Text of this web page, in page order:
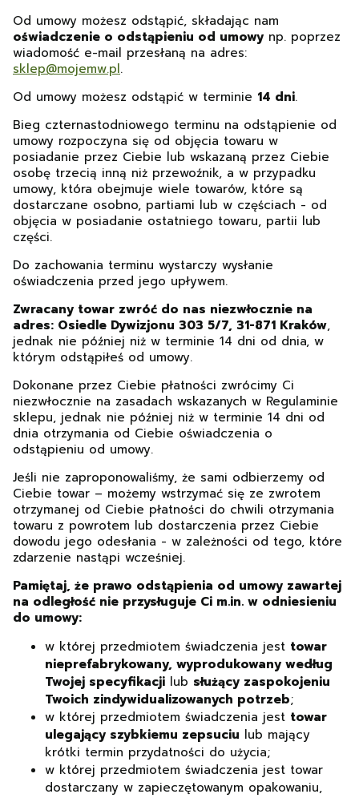
Od umowy możesz odstąpić, składając nam
oświadczenie o odstąpieniu od umowy np. poprzez
wiadomość e-mail przesłaną na adres:
sklep@mojemw.pl.
Od umowy możesz odstąpić w terminie 14 dni.
Bieg czternastodniowego terminu na odstąpienie od
umowy rozpoczyna się od objęcia towaru w
posiadanie przez Ciebie lub wskazaną przez Ciebie
osobę trzecią inną niż przewoźnik, a w przypadku
umowy, która obejmuje wiele towarów, które są
dostarczane osobno, partiami lub w częściach - od
objęcia w posiadanie ostatniego towaru, partii lub
części.
Do zachowania terminu wystarczy wysłanie
oświadczenia przed jego upływem.
Zwracany towar zwróć do nas niezwłocznie na
adres: Osiedle Dywizjonu 303 5/7, 31-871 Kraków,
jednak nie później niż w terminie 14 dni od dnia, w
którym odstąpiłeś od umowy.
Dokonane przez Ciebie płatności zwrócimy Ci
niezwłocznie na zasadach wskazanych w Regulaminie
sklepu, jednak nie później niż w terminie 14 dni od
dnia otrzymania od Ciebie oświadczenia o
odstąpieniu od umowy.
Jeśli nie zaproponowaliśmy, że sami odbierzemy od
Ciebie towar – możemy wstrzymać się ze zwrotem
otrzymanej od Ciebie płatności do chwili otrzymania
towaru z powrotem lub dostarczenia przez Ciebie
dowodu jego odesłania - w zależności od tego, które
zdarzenie nastąpi wcześniej.
Pamiętaj, że prawo odstąpienia od umowy zawartej
na odległość nie przysługuje Ci m.in. w odniesieniu
do umowy:
w której przedmiotem świadczenia jest towar
nieprefabrykowany, wyprodukowany według
Twojej specyfikacji lub służący zaspokojeniu
Twoich zindywidualizowanych potrzeb;
w której przedmiotem świadczenia jest towar
ulegający szybkiemu zepsuciu lub mający
krótki termin przydatności do użycia;
w której przedmiotem świadczenia jest towar
dostarczany w zapieczętowanym opakowaniu,